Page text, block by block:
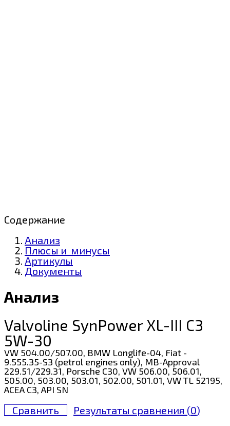
Содержание
Анализ
Плюсы и минусы
Артикулы
Документы
Анализ
Valvoline SynPower XL-III C3
5W-30
VW 504.00/507.00, BMW Longlife-04, Fiat -
9.555.35-S3 (petrol engines only), MB-Approval
229.51/229.31, Porsche C30, VW 506.00, 506.01,
505.00, 503.00, 503.01, 502.00, 501.01, VW TL 52195,
ACEA C3, API SN
Сравнить Результаты сравнения (0)